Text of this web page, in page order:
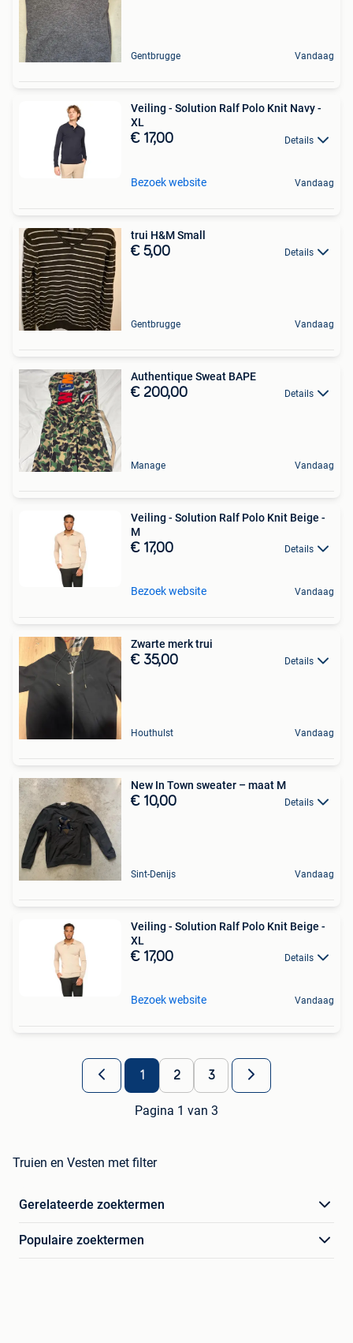
Gentbrugge Vandaag
Veiling - Solution Ralf Polo Knit Navy -
XL
€ 17,00 Details
Bezoek website Vandaag
trui H&M Small
€ 5,00 Details
Gentbrugge Vandaag
Authentique Sweat BAPE
€ 200,00 Details
Manage Vandaag
Veiling - Solution Ralf Polo Knit Beige -
M
€ 17,00 Details
Bezoek website Vandaag
Zwarte merk trui
€ 35,00 Details
Houthulst Vandaag
New In Town sweater – maat M
€ 10,00 Details
Sint-Denijs Vandaag
Veiling - Solution Ralf Polo Knit Beige -
XL
€ 17,00 Details
Bezoek website Vandaag
1 2 3
Pagina 1 van 3
Truien en Vesten met filter
Gerelateerde zoektermen
Populaire zoektermen